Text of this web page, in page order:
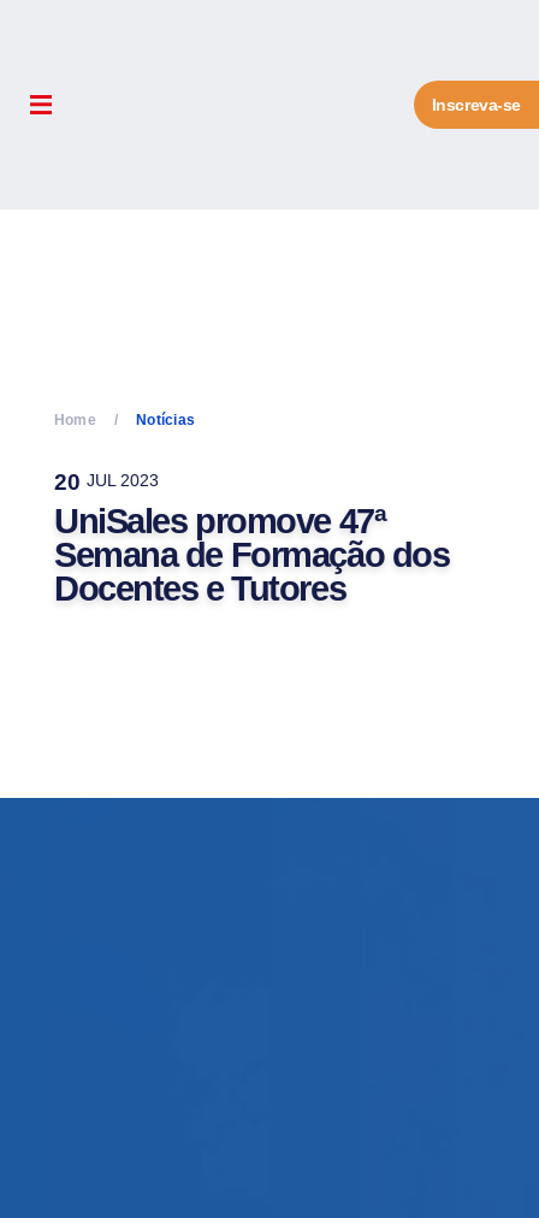
Inscreva-se
Home Notícias
20 JUL 2023
UniSales promove 47ª
Semana de Formação dos
Docentes e Tutores